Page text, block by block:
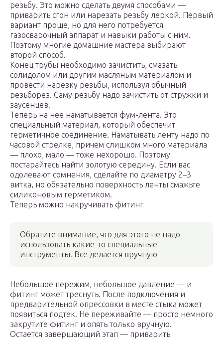
резьбу. Это можно сделать двумя способами —
приварить сгон или нарезать резьбу леркой. Первый
вариант проще, но для него потребуется
газосварочный аппарат и навыки работы с ним.
Поэтому многие домашние мастера выбирают
второй способ.
Конец трубы необходимо зачистить, смазать
солидолом или другим масляным материалом и
провести нарезку резьбы, используя обычный
резьборез. Саму резьбу надо зачистить от стружки и
заусенцев.
Теперь на нее наматывается фум-лента. Это
специальный материал, который обеспечит
герметичное соединение. Наматывать ленту надо по
часовой стрелке, причем слишком много материала
— плохо, мало — тоже нехорошо. Поэтому
постарайтесь найти золотую середину. Если вас
одолевают сомнения, сделайте по диаметру 2–3
витка, но обязательно поверхность ленты смажьте
силиконовым герметиком.
Теперь можно накручивать фитинг
Обратите внимание, что для этого не надо
использовать какие-то специальные
инструменты. Все делается вручную
Небольшое пережим, небольшое давление — и
фитинг может треснуть. После подключения и
предварительной опрессовки в месте стыка может
появиться подтек. Не переживайте — просто немного
закрутите фитинг и опять только вручную.
Остается завершающий этап — приварить